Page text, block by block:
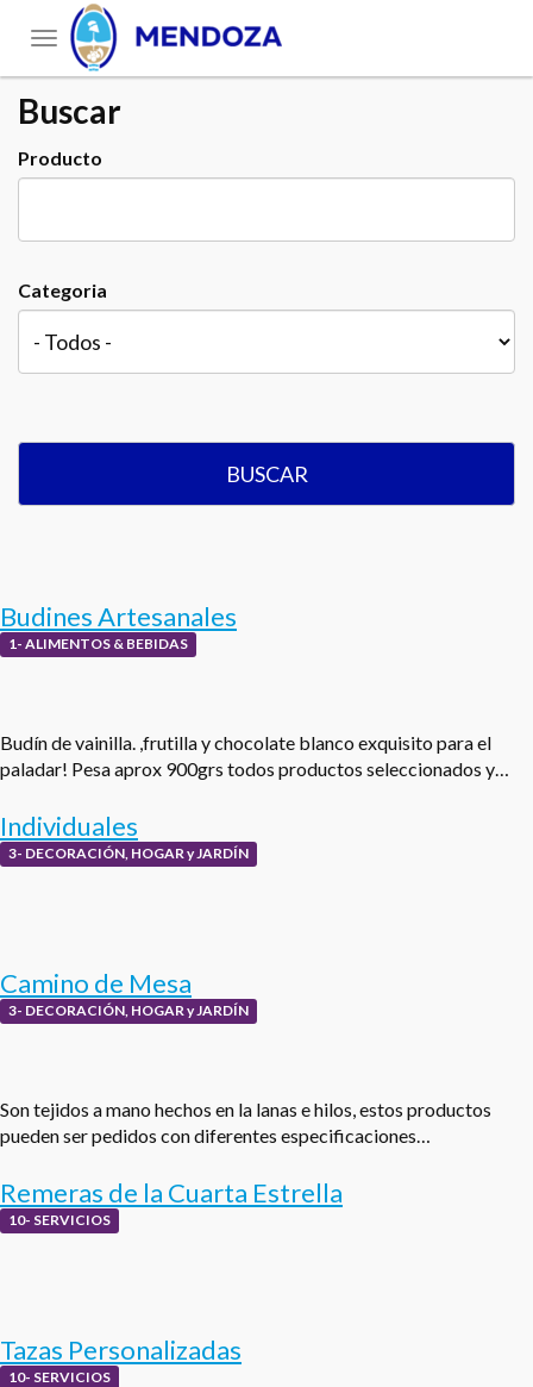
Toggle
navigation
Buscar
Producto
Categoria
BUSCAR
Budines Artesanales
1- ALIMENTOS & BEBIDAS
Budín de vainilla. ,frutilla y chocolate blanco exquisito para el
paladar! Pesa aprox 900grs todos productos seleccionados y…
Individuales
3- DECORACIÓN, HOGAR y JARDÍN
Camino de Mesa
3- DECORACIÓN, HOGAR y JARDÍN
Son tejidos a mano hechos en la lanas e hilos, estos productos
pueden ser pedidos con diferentes especificaciones…
Remeras de la Cuarta Estrella
10- SERVICIOS
Tazas Personalizadas
10- SERVICIOS